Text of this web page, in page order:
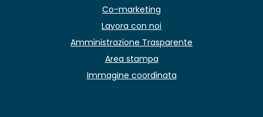
Co-marketing
Lavora con noi
Amministrazione Trasparente
Area stampa
Immagine coordinata